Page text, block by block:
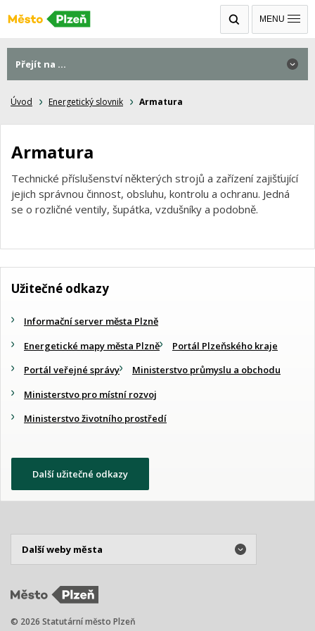
MENU
Úvod Energetický slovnik Armatura
Armatura
Technické příslušenství některých strojů a zařízení zajišťující
jejich správnou činnost, obsluhu, kontrolu a ochranu. Jedná
se o rozličné ventily, šupátka, vzdušníky a podobně.
Přejít na ...
Užitečné odkazy
Informační server města Plzně
Energetické mapy města Plzně
Portál Plzeňského kraje
Portál veřejné správy
Ministerstvo průmyslu a obchodu
Ministerstvo pro místní rozvoj
Ministerstvo životního prostředí
Další užitečné odkazy
© 2026 Statutární město Plzeň